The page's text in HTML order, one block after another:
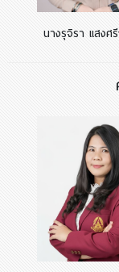
นางรุจิรา แสงศ